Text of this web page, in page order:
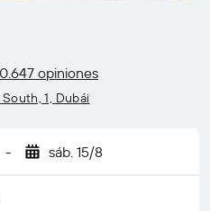
opiniones
1, Dubái
- sáb. 15/8